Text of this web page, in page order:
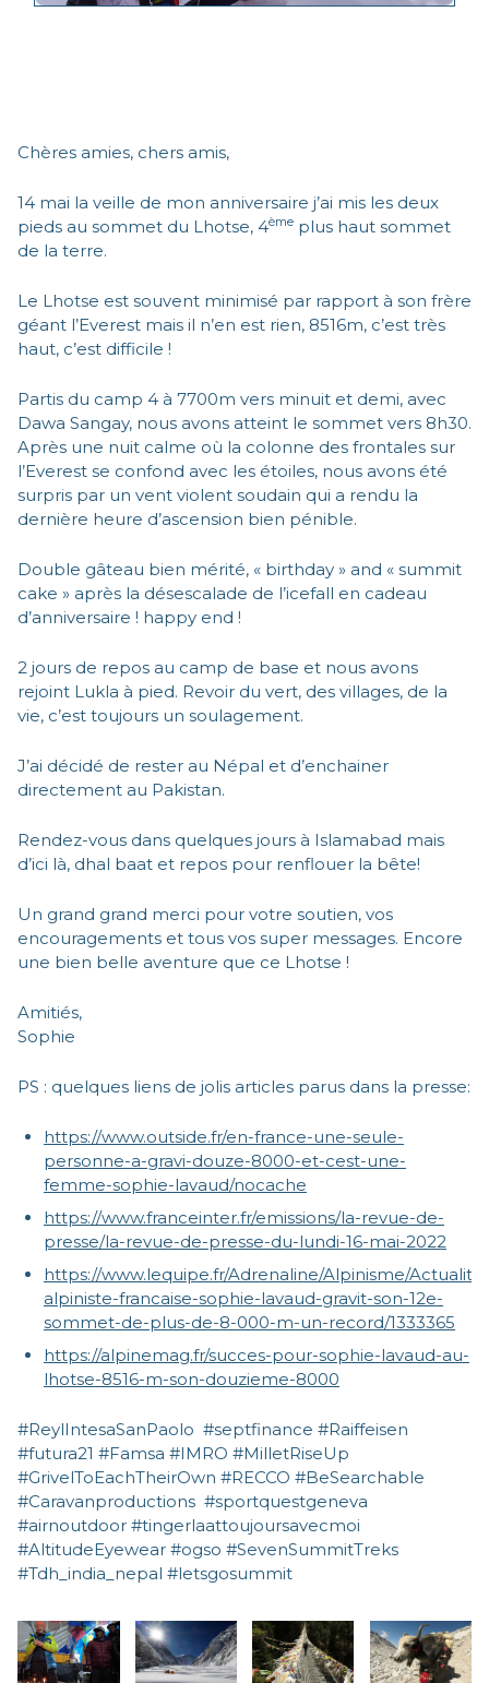
Chères amies, chers amis,
14 mai la veille de mon anniversaire j’ai mis les deux
pieds au sommet du Lhotse, 4ème plus haut sommet
de la terre.
Le Lhotse est souvent minimisé par rapport à son frère
géant l’Everest mais il n’en est rien, 8516m, c’est très
haut, c’est difficile !
Partis du camp 4 à 7700m vers minuit et demi, avec
Dawa Sangay, nous avons atteint le sommet vers 8h30.
Après une nuit calme où la colonne des frontales sur
l’Everest se confond avec les étoiles, nous avons été
surpris par un vent violent soudain qui a rendu la
dernière heure d’ascension bien pénible.
Double gâteau bien mérité, « birthday » and « summit
cake » après la désescalade de l’icefall en cadeau
d’anniversaire ! happy end !
2 jours de repos au camp de base et nous avons
rejoint Lukla à pied. Revoir du vert, des villages, de la
vie, c’est toujours un soulagement.
J’ai décidé de rester au Népal et d’enchainer
directement au Pakistan.
Rendez-vous dans quelques jours à Islamabad mais
d’ici là, dhal baat et repos pour renflouer la bête!
Un grand grand merci pour votre soutien, vos
encouragements et tous vos super messages. Encore
une bien belle aventure que ce Lhotse !
Amitiés,
Sophie
PS : quelques liens de jolis articles parus dans la presse:
https://www.outside.fr/en-france-une-seule-
personne-a-gravi-douze-8000-et-cest-une-
femme-sophie-lavaud/nocache
https://www.franceinter.fr/emissions/la-revue-de-
presse/la-revue-de-presse-du-lundi-16-mai-2022
https://www.lequipe.fr/Adrenaline/Alpinisme/
alpiniste-francaise-sophie-lavaud-gravit-son-12e-
sommet-de-plus-de-8-000-m-un-record/1333365
https://alpinemag.fr/succes-pour-sophie-lavaud-au-
lhotse-8516-m-son-douzieme-8000
#ReylIntesaSanPaolo #septfinance #Raiffeisen
#futura21 #Famsa #IMRO #MilletRiseUp
#GrivelToEachTheirOwn #RECCO #BeSearchable
#Caravanproductions #sportquestgeneva
#airnoutdoor #tingerlaattoujoursavecmoi
#AltitudeEyewear #ogso #SevenSummitTreks
#Tdh_india_nepal #letsgosummit